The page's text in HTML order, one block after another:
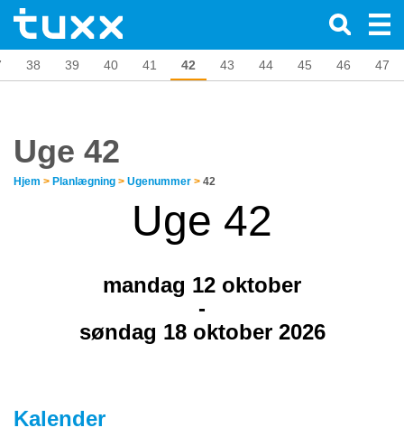
38 39 40 41 42 43 44 45 46 47
Uge 42
Hjem > Planlægning > Ugenummer > 42
Uge 42
mandag 12 oktober
-
søndag 18 oktober 2026
Kalender